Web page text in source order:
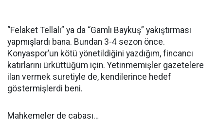
“Felaket Tellalı” ya da “Gamlı Baykuş” yakıştırması
yapmışlardı bana. Bundan 3-4 sezon önce.
Konyaspor’un kötü yönetildiğini yazdığım, fincancı
katırlarını ürküttüğüm için. Yetinmemişler gazetelere
ilan vermek suretiyle de, kendilerince hedef
göstermişlerdi beni.
Mahkemeler de cabası…